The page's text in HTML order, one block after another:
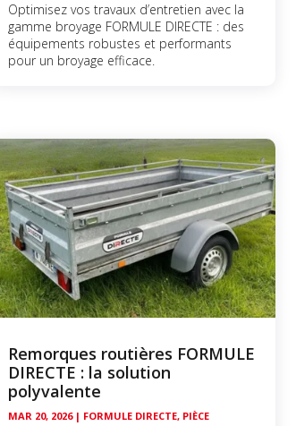
Optimisez vos travaux d’entretien avec la
gamme broyage FORMULE DIRECTE : des
équipements robustes et performants
pour un broyage efficace.
Remorques routières FORMULE
DIRECTE : la solution
polyvalente
MAR 20, 2026| FORMULE DIRECTE, PIÈCE